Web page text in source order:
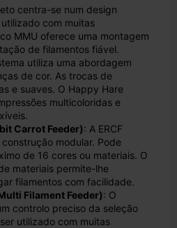
centra-se num design
com muitas
MMU oferece uma montagem
de filamentos fiável.
utiliza uma abordagem
de cor. As trocas de
e suaves. O Happy Hare
multicoloridas e
Carrot Feeder): A ERCF
modular. Pode
de 16 cores ou materiais. O
materiais permite-lhe
filamentos com facilidade.
Filament Feeder): O
controlo preciso da seleção
utilizado com muitas